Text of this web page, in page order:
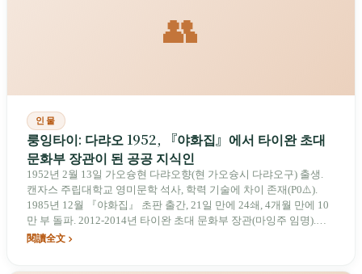
👥
인물
룽잉타이: 다랴오 1952, 『야화집』에서 타이완 초대
문화부 장관이 된 공공 지식인
1952년 2월 13일 가오슝현 다랴오향(현 가오슝시 다랴오구) 출생.
캔자스 주립대학교 영미문학 석사, 학력 기술에 차이 존재(P0⚠️).
1985년 12월 『야화집』 초판 출간, 21일 만에 24쇄, 4개월 만에 10
만 부 돌파. 2012-2014년 타이완 초대 문화부 장관(마잉주 임명).
『다장하이 1949』 2009년 출간.
閱讀全文